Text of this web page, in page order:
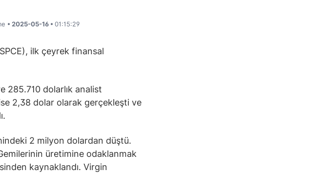
• 2025-05-16 • 01:15:29
ilk çeyrek finansal
285.710 dolarlık analist
2,38 dolar olarak gerçekleşti ve
2 milyon dolardan düştü.
üretimine odaklanmak
kaynaklandı. Virgin